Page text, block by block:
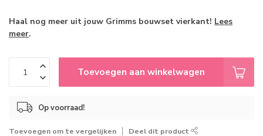
Haal nog meer uit jouw Grimms bouwset vierkant! Lees
meer.
Toevoegen aan winkelwagen
Op voorraad!
Toevoegen om te vergelijken Deel dit product